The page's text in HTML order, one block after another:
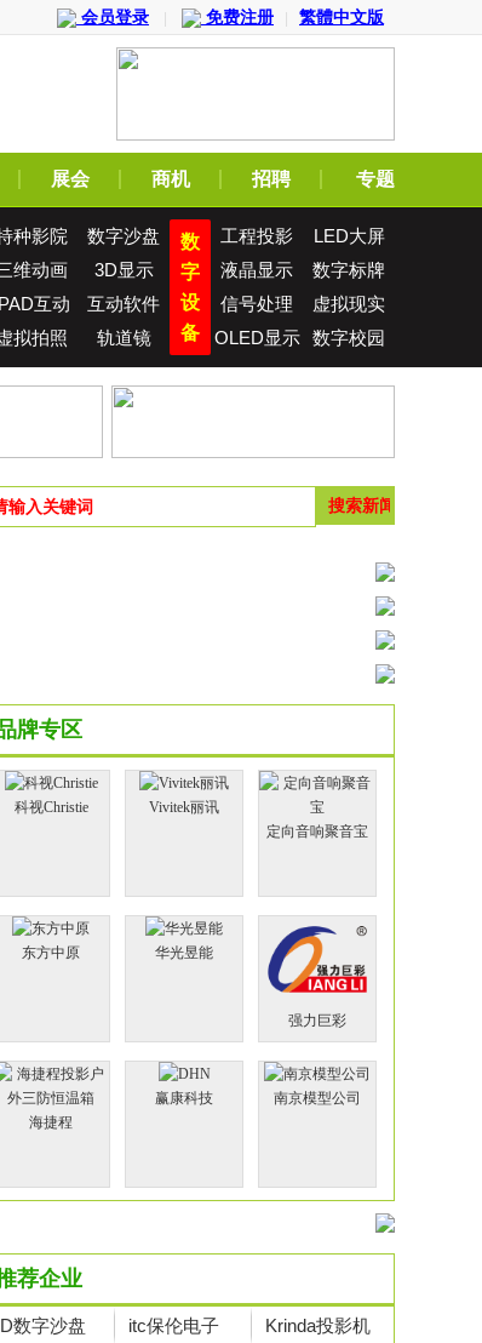
会员登录 免费注册 繁體中文版
展会 商机 招聘 专题
种影院
数字沙盘
维动画
3D显示
互动
互动软件
拟拍照 轨道镜
数
字
设
备
工程投影
LED大屏
液晶显示
数字标牌
信号处理
虚拟现实
OLED显示
屏
数字校园
牌专区
科视Christie
Vivitek丽讯
定向音响聚音宝
东方中原 华光昱能
强力巨彩
海捷程
赢康科技 南京模型公司
荐企业
数字沙盘 itc保伦电子
Krinda投影机